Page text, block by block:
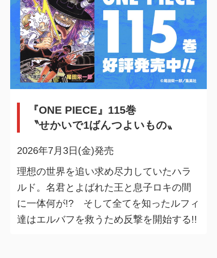
『ONE PIECE』115巻
〝せかいで1ばんつよいもの〟
2026年7月3日(金)発売
理想の世界を追い求め尽力していたハラ
ルド。名君とよばれた王と息子ロキの間
に一体何が!? そして全てを知ったルフィ
達はエルバフを救うため反撃を開始する!!